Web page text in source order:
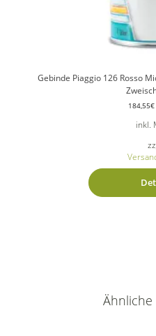
Gebinde Piaggio 126 Rosso
184,55€
inkl.